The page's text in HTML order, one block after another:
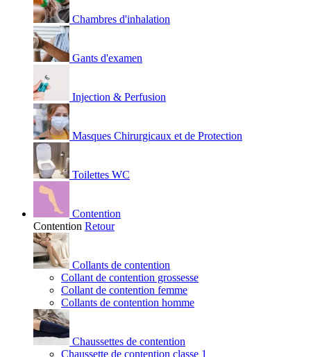
Chambres d'inhalation
Gants d'examen
Injection & Perfusion
Masques Chirurgicaux et de Protection
Toilettes WC
Contention
Contention Retour
Collants de contention
Collant de contention grossesse
Collant de contention femme
Collants de contention homme
Chaussettes de contention
Chaussette de contention classe 1